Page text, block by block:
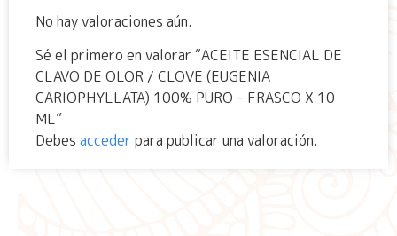
No hay valoraciones aún.
Sé el primero en valorar “ACEITE ESENCIAL DE
CLAVO DE OLOR / CLOVE (EUGENIA
CARIOPHYLLATA) 100% PURO – FRASCO X 10
ML”
Debes acceder para publicar una valoración.